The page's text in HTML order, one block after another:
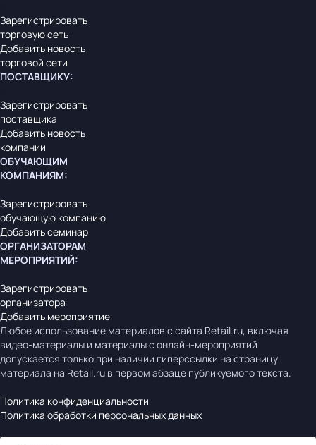
Зарегистрировать
торговую сеть
Добавить новость
торговой сети
ПОСТАВЩИКУ:
Зарегистрировать
поставщика
Добавить новость
компании
ОБУЧАЮЩИМ
КОМПАНИЯМ:
Зарегистрировать
обучающую компанию
Добавить семинар
ОРГАНИЗАТОРАМ
МЕРОПРИЯТИЙ:
Зарегистрировать
организатора
Добавить мероприятие
Любое использование материалов с сайта Retail.ru, включая
видео-материалы и материалы с онлайн-мероприятий
допускается только при наличии гиперссылки на страницу
материала на Retail.ru в первом абзаце публикуемого текста.
Политика конфиденциальности
Политика обработки персональных данных